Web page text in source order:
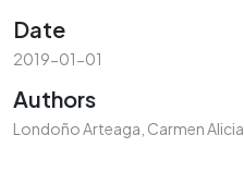
Date
2019-01-01
Authors
Londoño Arteaga, Carmen Alicia